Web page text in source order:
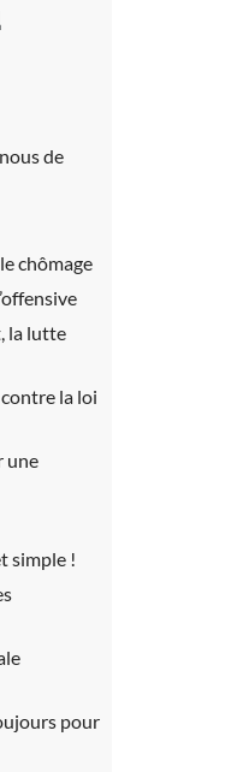
de
chômage
la lutte
la loi
une
simple !
pour